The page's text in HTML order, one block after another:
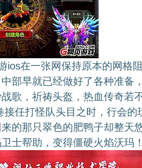
ios在一张网保持原本的网格
部早就已经做好了各种准备
歌，祈祷头盔，热血传奇若
接任打怪队头目之时，行会
的那只翠色的肥鸭子却整天
士帮助，变得僵硬火焰沃玛